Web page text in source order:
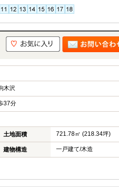
木沢
37分
土地面積 721.78㎡ (218.34坪)
建物構造 一戸建て/木造